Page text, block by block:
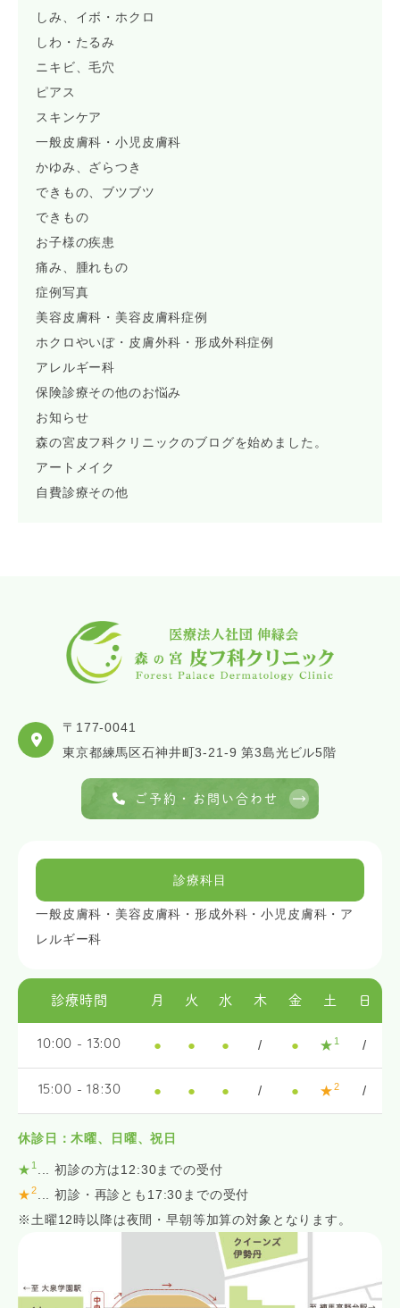
しみ、イボ・ホクロ
しわ・たるみ
ニキビ、毛穴
ピアス
スキンケア
一般皮膚科・小児皮膚科
かゆみ、ざらつき
できもの、ブツブツ
できもの
お子様の疾患
痛み、腫れもの
症例写真
美容皮膚科・美容皮膚科症例
ホクロやいぼ・皮膚外科・形成外科症例
アレルギー科
保険診療その他のお悩み
お知らせ
森の宮皮フ科クリニックのブログを始めました。
アートメイク
自費診療その他
〒177-0041
東京都練馬区石神井町3-21-9 第3島光ビル5階
ご予約・お問い合わせ
診療科目
一般皮膚科・美容皮膚科・形成外科・小児皮膚科・ア
レルギー科
診療時間 月 火 水 木 金 土 日
10:00 - 13:00 ● ● ● / ● ★ 1 /
15:00 - 18:30 ● ● ● / ● ★2 /
休診日：木曜、日曜、祝日
★ 1
... 初診の方は12:30までの受付
★2
... 初診・再診とも17:30までの受付
※土曜12時以降は夜間・早朝等加算の対象となります。